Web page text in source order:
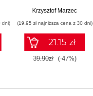
dni)
Krzysztof Marzec
(19,95 zł najniższa cena z 30 dni)
21.15 zł
39.90zł (-47%)